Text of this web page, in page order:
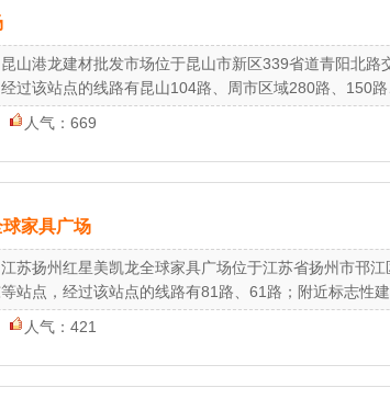
山港龙建材批发市场位于昆山市新区339省道青阳北路
过该站点的线路有昆山104路、周市区域280路、150路
人气：669
家具广场
苏扬州红星美凯龙全球家具广场位于江苏省扬州市邗
站点，经过该站点的线路有81路、61路；附近标志性
人气：421